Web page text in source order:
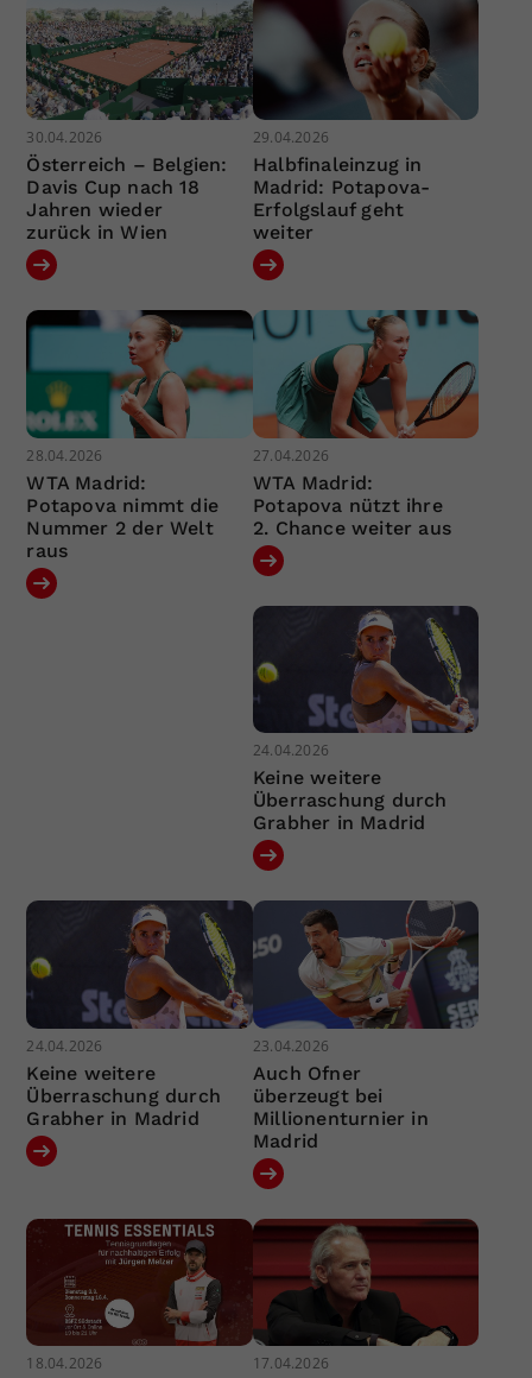
30.04.2026
Österreich – Belgien:
Davis Cup nach 18
Jahren wieder
zurück in Wien
29.04.2026
Halbfinaleinzug in
Madrid: Potapova-
Erfolgslauf geht
weiter
28.04.2026
WTA Madrid:
Potapova nimmt die
Nummer 2 der Welt
raus
27.04.2026
WTA Madrid:
Potapova nützt ihre
2. Chance weiter aus
24.04.2026
Keine weitere
Überraschung durch
Grabher in Madrid
24.04.2026
Keine weitere
Überraschung durch
Grabher in Madrid
23.04.2026
Auch Ofner
überzeugt bei
Millionenturnier in
Madrid
18.04.2026 17.04.2026